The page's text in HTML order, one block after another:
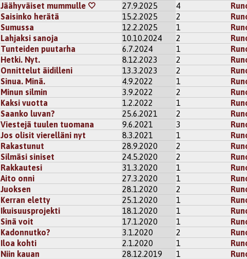
Jäähyväiset mummulle 🤍 27.9.2025 4
Saisinko herätä 15.2.2025 2
Sumussa 12.2.2025 1
Lahjaksi sanoja 10.10.2024 2
Tunteiden puutarha 6.7.2024 1
Hetki. Nyt. 8.12.2023 2
Onnittelut äidilleni 13.3.2023 2
Sinua. Minä. 4.9.2022 1
Minun silmin 3.9.2022 2
Kaksi vuotta 1.2.2022 1
Saanko luvan? 25.6.2021 2
Viestejä tuulen tuomana 9.6.2021 3
Jos olisit vierelläni nyt 8.3.2021 1
Rakastunut 28.9.2020 2
Silmäsi siniset 24.5.2020 2
Rakkautesi 31.3.2020 1
Aito onni 27.3.2020 1
Juoksen 28.1.2020 2
Kerran eletty 25.1.2020 1
Ikuisuusprojekti 18.1.2020 1
Sinä voit 17.1.2020 1
Kadonnutko? 3.1.2020 2
Iloa kohti 2.1.2020 1
Niin kauan 28.12.2019 1